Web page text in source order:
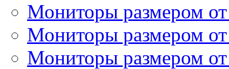
Мониторы размером
Мониторы размером
Мониторы размером